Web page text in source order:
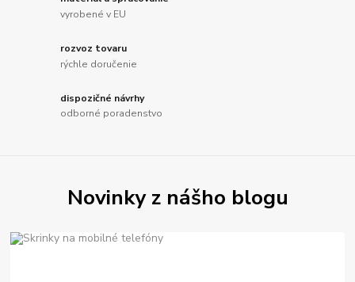
vyrobené v EU
rozvoz tovaru
rýchle doručenie
dispozičné návrhy
odborné poradenstvo
Novinky z nášho blogu